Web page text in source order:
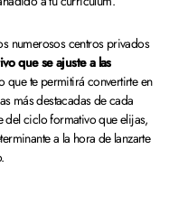
numerosos centros privados
que se ajuste a las
que te permitirá convertirte en
más destacadas de cada
del ciclo formativo que elijas,
a la hora de lanzarte